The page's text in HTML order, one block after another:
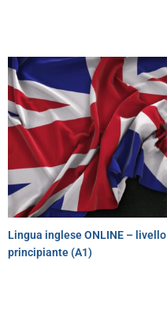
Lingua inglese ONLINE – livello
principiante (A1)